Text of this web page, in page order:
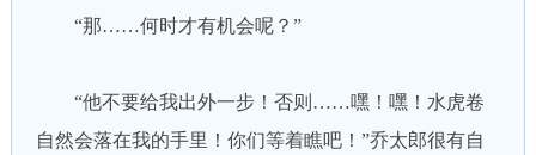
“那……何时才有机会呢？”
“他不要给我出外一步！否则……嘿！嘿！水虎卷
自然会落在我的手里！你们等着瞧吧！”乔太郎很有自